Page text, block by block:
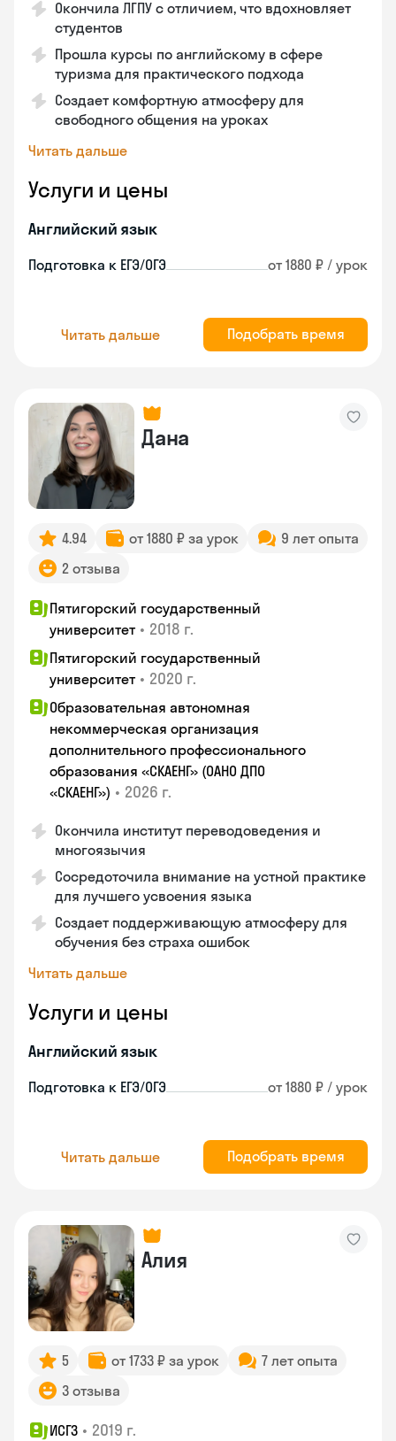
Окончила ЛГПУ с отличием, что вдохновляет
студентов
Прошла курсы по английскому в сфере
туризма для практического подхода
Создает комфортную атмосферу для
свободного общения на уроках
Читать дальше
Услуги и цены
Английский язык
Подготовка к ЕГЭ/ОГЭ от 1880 ₽ / урок
Читать дальше Подобрать время
Дана
4.94 от 1880 ₽ за урок
9 лет опыта
2 отзыва
Пятигорский государственный
университет • 2018 г.
Пятигорский государственный
университет • 2020 г.
Образовательная автономная
некоммерческая организация
дополнительного профессионального
образования «СКАЕНГ» (ОАНО ДПО
«СКАЕНГ») • 2026 г.
Окончила институт переводоведения и
многоязычия
Сосредоточила внимание на устной практике
для лучшего усвоения языка
Создает поддерживающую атмосферу для
обучения без страха ошибок
Читать дальше
Услуги и цены
Английский язык
Подготовка к ЕГЭ/ОГЭ от 1880 ₽ / урок
Читать дальше Подобрать время
Алия
5 от 1733 ₽ за урок
7 лет опыта
3 отзыва
ИСГЗ • 2019 г.